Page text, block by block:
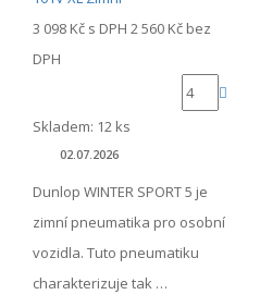
3 098 Kč s DPH 2 560 Kč bez
DPH
Skladem: 12 ks
02.07.2026
Dunlop WINTER SPORT 5 je
zimní pneumatika pro osobní
vozidla. Tuto pneumatiku
charakterizuje tak …